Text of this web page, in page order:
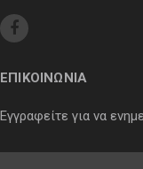
ΕΠΙΚΟΙΝΩΝΙΑ
Εγγραφείτε για να